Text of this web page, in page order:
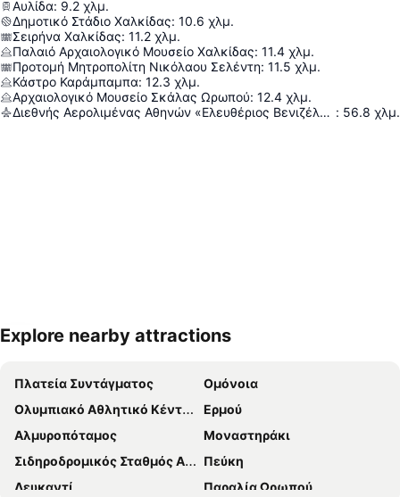
Αυλίδα: 9.2 χλμ.
Δημοτικό Στάδιο Χαλκίδας: 10.6 χλμ.
Σειρήνα Χαλκίδας: 11.2 χλμ.
Παλαιό Αρχαιολογικό Μουσείο Χαλκίδας: 11.4 χλμ.
Προτομή Μητροπολίτη Νικόλαου Σελέντη: 11.5 χλμ.
Κάστρο Καράμπαμπα: 12.3 χλμ.
Αρχαιολογικό Μουσείο Σκάλας Ωρωπού: 12.4 χλμ.
Διεθνής Αερολιμένας Αθηνών «Ελευθέριος Βενιζέλος» : 56.8 χλμ.
Ανάπτυξη χάρτη
Explore nearby attractions
Πλατεία Συντάγματος
Ομόνοια
Ολυμπιακό Αθλητικό Κέντρο Αθηνών 'Σπύρος Λούης'
Ερμού
Αλμυροπόταμος
Μοναστηράκι
Σιδηροδρομικός Σταθμός Αθήνας - Σταθμός Λαρίσης
Πεύκη
Λευκαντί
Παραλία Ωρωπού